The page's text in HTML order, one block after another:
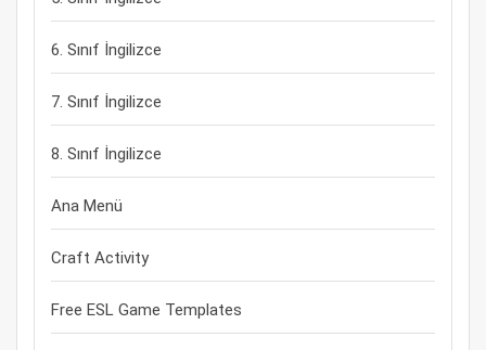
6. Sınıf İngilizce
7. Sınıf İngilizce
8. Sınıf İngilizce
Ana Menü
Craft Activity
Free ESL Game Templates